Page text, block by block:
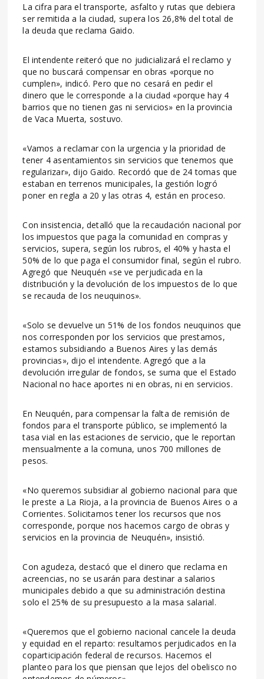
La cifra para el transporte, asfalto y rutas que debiera
ser remitida a la ciudad, supera los 26,8% del total de
la deuda que reclama Gaido.
El intendente reiteró que no judicializará el reclamo y
que no buscará compensar en obras «porque no
cumplen», indicó. Pero que no cesará en pedir el
dinero que le corresponde a la ciudad «porque hay 4
barrios que no tienen gas ni servicios» en la provincia
de Vaca Muerta, sostuvo.
«Vamos a reclamar con la urgencia y la prioridad de
tener 4 asentamientos sin servicios que tenemos que
regularizar», dijo Gaido. Recordó que de 24 tomas que
estaban en terrenos municipales, la gestión logró
poner en regla a 20 y las otras 4, están en proceso.
Con insistencia, detalló que la recaudación nacional por
los impuestos que paga la comunidad en compras y
servicios, supera, según los rubros, el 40% y hasta el
50% de lo que paga el consumidor final, según el rubro.
Agregó que Neuquén «se ve perjudicada en la
distribución y la devolución de los impuestos de lo que
se recauda de los neuquinos».
«Solo se devuelve un 51% de los fondos neuquinos que
nos corresponden por los servicios que prestamos,
estamos subsidiando a Buenos Aires y las demás
provincias», dijo el intendente. Agregó que a la
devolución irregular de fondos, se suma que el Estado
Nacional no hace aportes ni en obras, ni en servicios.
En Neuquén, para compensar la falta de remisión de
fondos para el transporte público, se implementó la
tasa vial en las estaciones de servicio, que le reportan
mensualmente a la comuna, unos 700 millones de
pesos.
«No queremos subsidiar al gobierno nacional para que
le preste a La Rioja, a la provincia de Buenos Aires o a
Corrientes. Solicitamos tener los recursos que nos
corresponde, porque nos hacemos cargo de obras y
servicios en la provincia de Neuquén», insistió.
Con agudeza, destacó que el dinero que reclama en
acreencias, no se usarán para destinar a salarios
municipales debido a que su administración destina
solo el 25% de su presupuesto a la masa salarial.
«Queremos que el gobierno nacional cancele la deuda
y equidad en el reparto: resultamos perjudicados en la
coparticipación federal de recursos. Hacemos el
planteo para los que piensan que lejos del obelisco no